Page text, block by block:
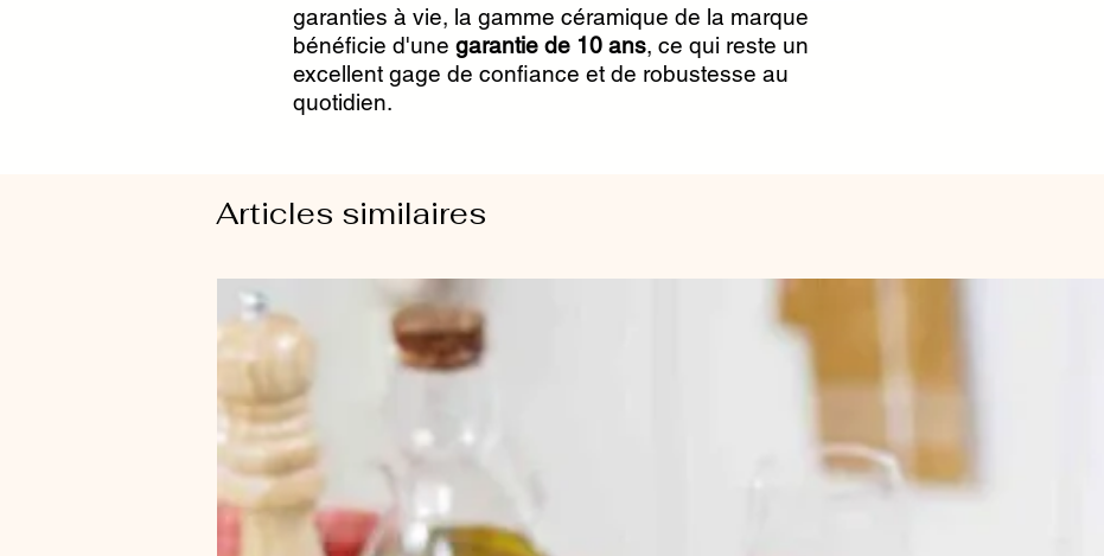
garanties à vie, la gamme céramique de la marque
bénéficie d'une garantie de 10 ans, ce qui reste un
excellent gage de confiance et de robustesse au
quotidien.
Articles similaires